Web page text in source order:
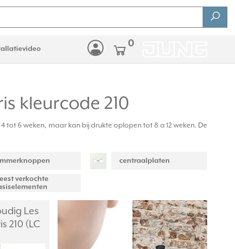
0
kleurcode 210
tot 6 weken, maar kan bij drukte oplopen tot 8 a 12 weken. De
centraalplaten
verkochte
Les
210 (LC